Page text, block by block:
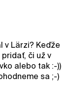
v Lärzi? Keďže
či už v
alebo tak :-))
sa ;-)